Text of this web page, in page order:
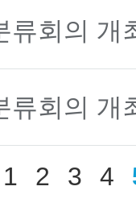
류회의 개
류회의 개
1 2 3 4